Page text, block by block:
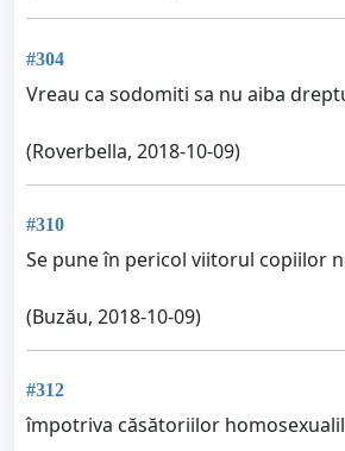
#304
Vreau ca sodomiti sa nu aiba
(Roverbella, 2018-10-09)
#310
Se pune în pericol viitorul copiilor
(Buzău, 2018-10-09)
#312
împotriva căsătoriilor